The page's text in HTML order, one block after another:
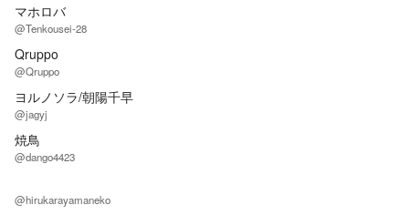
マホロバ
@Tenkousei-28
Qruppo
@Qruppo
ヨルノソラ/朝陽千早
@jagyj
焼鳥
@dango4423
@hirukarayamaneko